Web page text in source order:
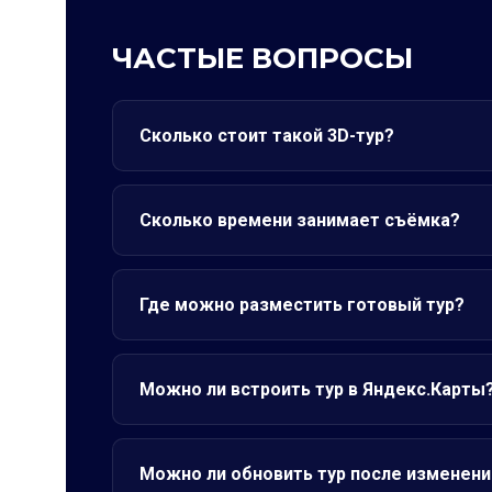
ЧАСТЫЕ ВОПРОСЫ
Сколько стоит такой 3D-тур?
Сколько времени занимает съёмка?
Где можно разместить готовый тур?
Можно ли встроить тур в
Можно ли обновить тур после